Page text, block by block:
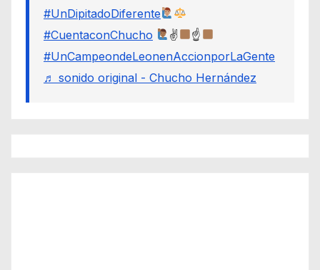
#UnDipitadoDiferente
#CuentaconChucho
✌
☝
#UnCampeondeLeonenAccionporLaGente
♬ sonido original - Chucho Hernández